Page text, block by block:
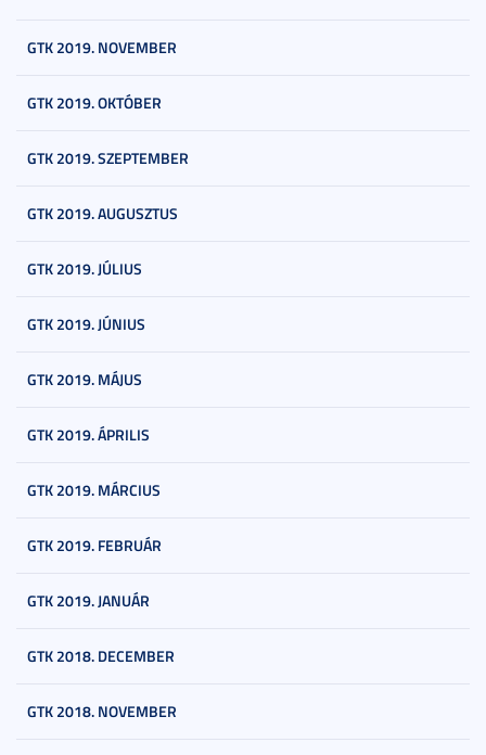
GTK 2019. NOVEMBER
GTK 2019. OKTÓBER
GTK 2019. SZEPTEMBER
GTK 2019. AUGUSZTUS
GTK 2019. JÚLIUS
GTK 2019. JÚNIUS
GTK 2019. MÁJUS
GTK 2019. ÁPRILIS
GTK 2019. MÁRCIUS
GTK 2019. FEBRUÁR
GTK 2019. JANUÁR
GTK 2018. DECEMBER
GTK 2018. NOVEMBER